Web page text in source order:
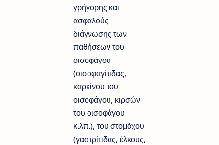
γρήγορης και
ασφαλούς
διάγνωσης των
παθήσεων του
οισοφάγου
(οισοφαγίτιδας,
καρκίνου του
οισοφάγου, κιρσών
του οισοφάγου
κ.λπ.), του στομάχου
(γαστρίτιδας, έλκους,